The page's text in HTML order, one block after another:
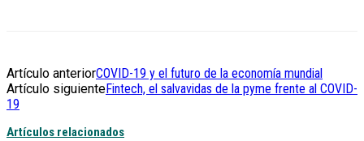
Artículo anteriorCOVID-19 y el futuro de la economía mundial
Artículo siguienteFintech, el salvavidas de la pyme frente al COVID-
19
Artículos relacionados